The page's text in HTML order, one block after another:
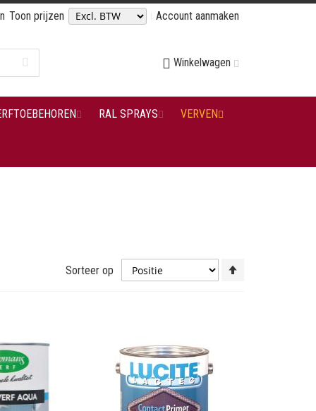
Toon prijzen Account aanmaken
Winkelwagen
RAL SPRAYS VERVEN
Sorteer op